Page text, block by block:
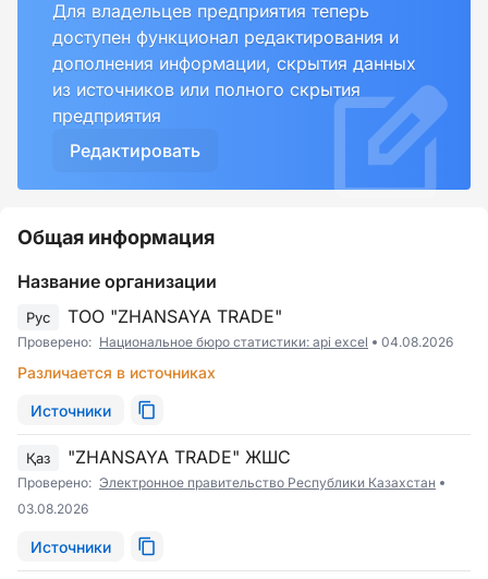
Для владельцев предприятия теперь
доступен функционал редактирования и
дополнения информации, скрытия данных
из источников или полного скрытия
предприятия
Редактировать
Общая информация
Название организации
Рус ТОО "ZHANSAYA TRADE"
Проверено: Национальное бюро статистики: api excel 04.08.2026
Различается в источниках
Источники
Қаз "ZHANSAYA TRADE" ЖШС
Проверено: Электронное правительство Республики Казахстан
03.08.2026
Источники